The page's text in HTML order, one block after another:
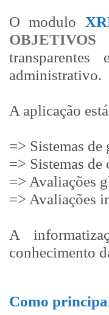
O modulo
OBJETIVOS
administrativo.
A aplicação
=> Sistemas
=> Sistemas
=> Avaliações
=> Avaliações
A
conhecimento
Como